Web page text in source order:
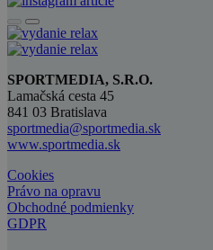
SPORTMEDIA, S.R.O.
Lamačská cesta 45
841 03 Bratislava
sportmedia@sportmedia.sk
www.sportmedia.sk
Cookies
Právo na opravu
Obchodné podmienky
GDPR